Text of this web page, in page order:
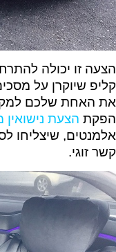
הצעה זו יכולה
קליפ שיוקרן על
את האחת שלכם
הפקת הצעת
אלמנטים, שיצליחו
קשר זוגי.